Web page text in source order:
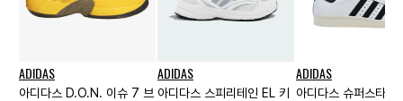
ADIDAS
아디다스 D.O.N. 이슈 7 브
ADIDAS
아디다스 스피리테인 EL 키
ADIDAS
아디다스 슈퍼스타